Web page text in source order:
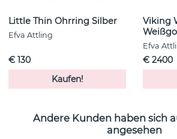
Little Thin Ohrring Silber
Efva Attling
€ 130
Kaufen!
Viking
Efva
€ 2400
Andere Kunden haben sich
angesehen